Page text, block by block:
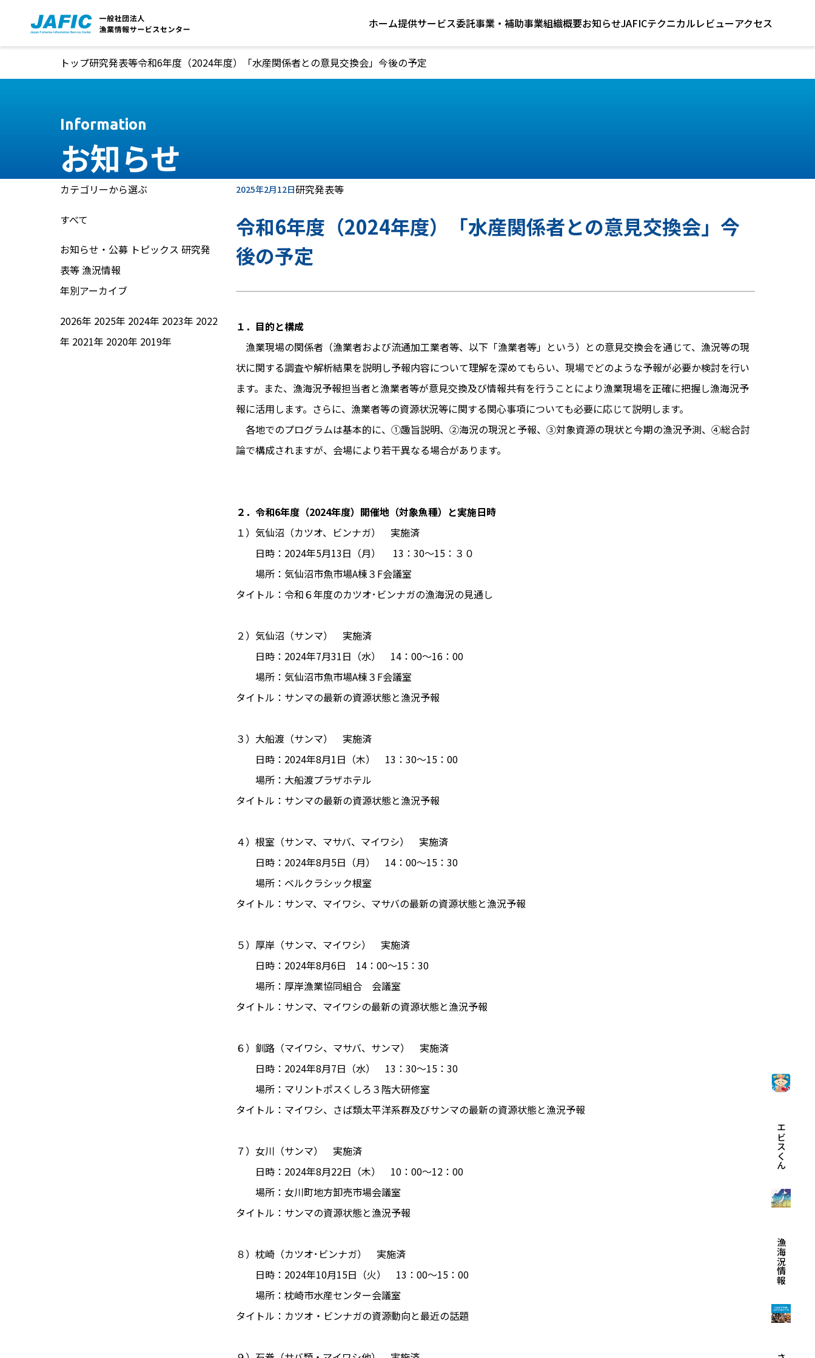
ホーム提供サービス委託事業・補助事業組織概要お知らせJAFICテクニカルレビューアクセス
エビスくん
漁海況情報
トップ研究発表等令和6年度（2024年度）「水産関係者との意見交換会」今後の予定
お知らせ
Information
2025年2月12日研究発表等
令和6年度（2024年度）「水産関係者との意見交換会」今
後の予定
１．目的と構成
漁業現場の関係者（漁業者および流通加工業者等、以下「漁業者等」という）との意見交換会を通じて、漁況等の現
状に関する調査や解析結果を説明し予報内容について理解を深めてもらい、現場でどのような予報が必要か検討を行い
ます。また、漁海況予報担当者と漁業者等が意見交換及び情報共有を行うことにより漁業現場を正確に把握し漁海況予
報に活用します。さらに、漁業者等の資源状況等に関する関心事項についても必要に応じて説明します。
各地でのプログラムは基本的に、①趣旨説明、②海況の現況と予報、③対象資源の現状と今期の漁況予測、④総合討
論で構成されますが、会場により若干異なる場合があります。
２．令和6年度（2024年度）開催地（対象魚種）と実施日時
１）気仙沼（カツオ、ビンナガ） 実施済
日時：2024年5月13日（月） 13：30〜15：３０
場所：気仙沼市魚市場A棟３F会議室
タイトル：令和６年度のカツオ･ビンナガの漁海況の見通し
２）気仙沼（サンマ） 実施済
日時：2024年7月31日（水） 14：00～16：00
場所：気仙沼市魚市場A棟３F会議室
タイトル：サンマの最新の資源状態と漁況予報
３）大船渡（サンマ） 実施済
日時：2024年8月1日（木） 13：30～15：00
場所：大船渡プラザホテル
タイトル：サンマの最新の資源状態と漁況予報
４）根室（サンマ、マサバ、マイワシ） 実施済
日時：2024年8月5日（月） 14：00～15：30
場所：ベルクラシック根室
タイトル：サンマ、マイワシ、マサバの最新の資源状態と漁況予報
５）厚岸（サンマ、マイワシ） 実施済
日時：2024年8月6日 14：00～15：30
場所：厚岸漁業協同組合 会議室
タイトル：サンマ、マイワシの最新の資源状態と漁況予報
６）釧路（マイワシ、マサバ、サンマ） 実施済
日時：2024年8月7日（水） 13：30～15：30
場所：マリントポスくしろ３階大研修室
タイトル：マイワシ、さば類太平洋系群及びサンマの最新の資源状態と漁況予報
７）女川（サンマ） 実施済
日時：2024年8月22日（木） 10：00～12：00
場所：女川町地方卸売市場会議室
タイトル：サンマの資源状態と漁況予報
８）枕崎（カツオ･ビンナガ） 実施済
日時：2024年10月15日（火） 13：00～15：00
場所：枕崎市水産センター会議室
タイトル：カツオ・ビンナガの資源動向と最近の話題
カテゴリーから選ぶ
すべて
お知らせ・公募 トピックス 研究発
表等 漁況情報
年別アーカイブ
2026年 2025年 2024年 2023年 2022
年 2021年 2020年 2019年